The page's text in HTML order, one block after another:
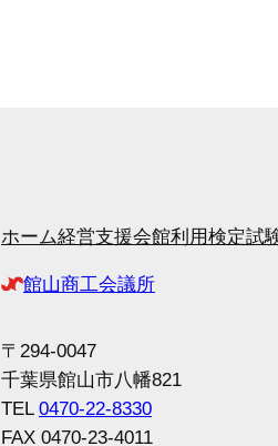
ホーム経営支援会館利用検定試
館山商工会議所
〒294-0047
千葉県館山市八幡821
TEL 0470-22-8330
FAX 0470-23-4011